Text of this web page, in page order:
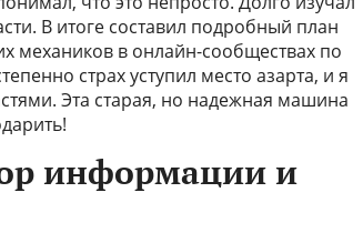
В итоге составил подробный план
механиков в онлайн-сообществах по
страх уступил место азарта, и я
Эта старая, но надежная машина
информации и